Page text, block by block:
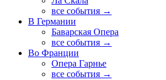
все события →
В Германии
Баварская Опера
все события →
Во Франции
Опера Гарнье
все события →